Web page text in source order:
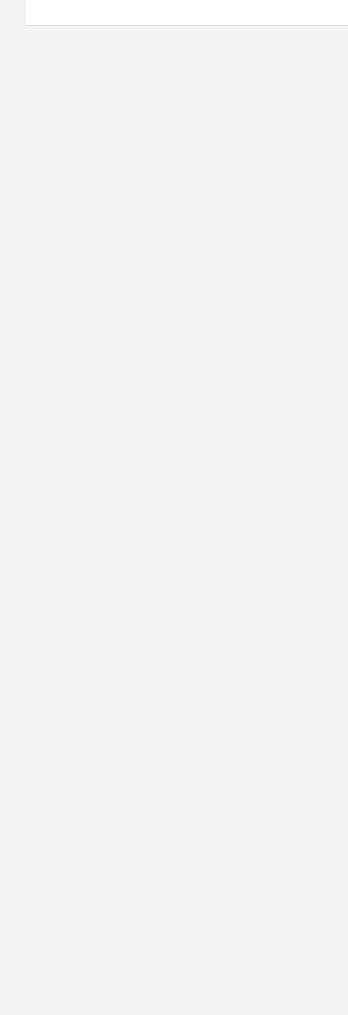
entradas